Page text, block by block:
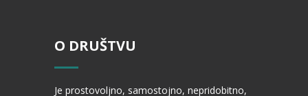
O DRUŠTVU
Je prostovoljno, samostojno, nepridobitno,